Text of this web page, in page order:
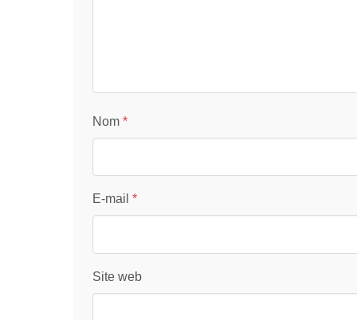
Nom *
E-mail *
Site web